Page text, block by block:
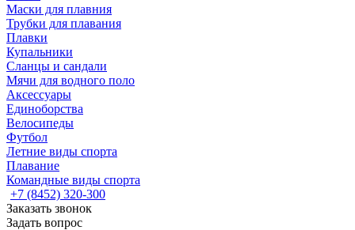
Маски для плавния
Трубки для плавания
Плавки
Купальники
Сланцы и сандали
Мячи для водного поло
Аксессуары
Единоборства
Велосипеды
Футбол
Летние виды спорта
Плавание
Командные виды спорта
+7 (8452) 320-300
Заказать звонок
Задать вопрос